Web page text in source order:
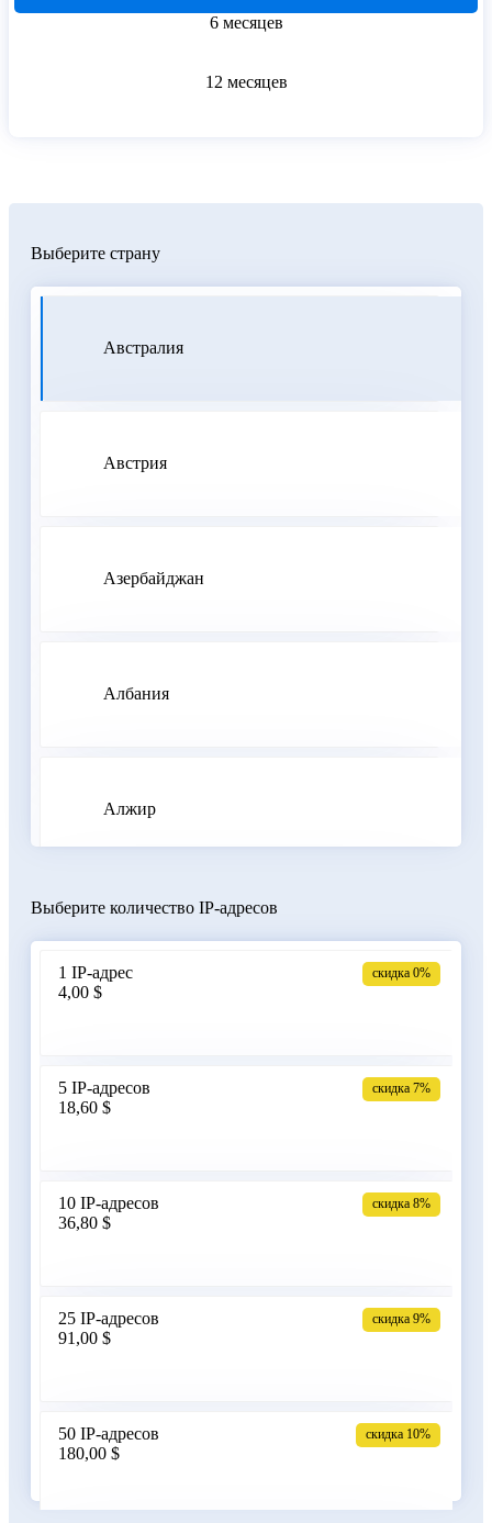
6 месяцев
12 месяцев
Выберите страну
Австралия
Австрия
Азербайджан
Албания
Алжир
Выберите количество IP-адресов
1 IP-адрес
4,00 $
скидка 0%
5 IP-адресов
18,60 $
скидка 7%
10 IP-адресов
36,80 $
скидка 8%
25 IP-адресов
91,00 $
скидка 9%
50 IP-адресов
180,00 $
скидка 10%